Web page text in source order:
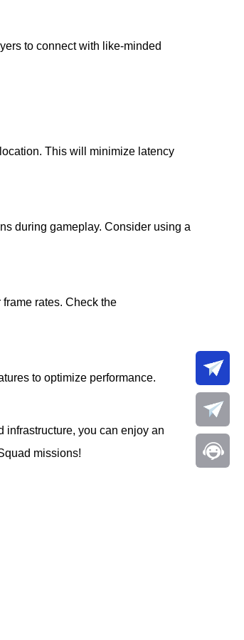
to connect with like-minded
This will minimize latency
during gameplay. Consider using a
rates. Check the
to optimize performance.
infrastructure, you can enjoy an
missions!